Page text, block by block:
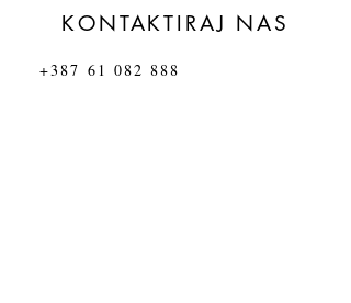
KONTAKTIRAJ NAS
+387 61 082 888